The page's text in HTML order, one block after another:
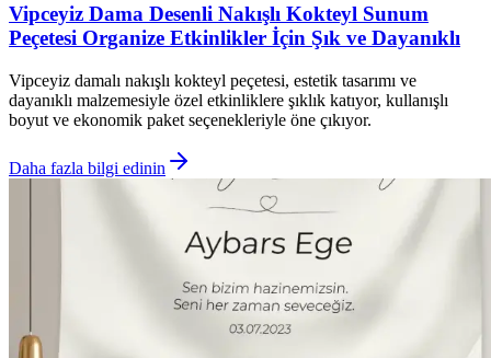
Vipceyiz Dama Desenli Nakışlı Kokteyl Sunum
Peçetesi Organize Etkinlikler İçin Şık ve Dayanıklı
Vipceyiz damalı nakışlı kokteyl peçetesi, estetik tasarımı ve
dayanıklı malzemesiyle özel etkinliklere şıklık katıyor, kullanışlı
boyut ve ekonomik paket seçenekleriyle öne çıkıyor.
Daha fazla bilgi edinin